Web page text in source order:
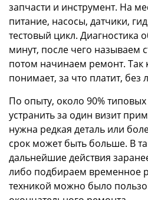
запчасти и инструмент. На
питание, насосы, датчики,
тестовый цикл. Диагностика
минут, после чего называем
потом начинаем ремонт. Так
понимает, за что платит,
По опыту, около 90%
устранить за один визит
нужна редкая деталь или
срок может быть больше. В
дальнейшие действия
либо подбираем временное
техникой можно было